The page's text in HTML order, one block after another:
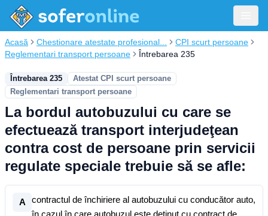
Acasă Chestionare atestate profesional...
CPI scurt persoane
Reglementari transport persoane
Întrebarea 235
Întrebarea 235
Atestat CPI scurt persoane
Reglementari transport persoane
La bordul autobuzului cu care se
efectuează transport interjudeţean
contra cost de persoane prin servicii
regulate speciale trebuie să se afle:
A
contractul de închiriere al autobuzului cu conducător auto,
în cazul în care autobuzul este deţinut cu contract de